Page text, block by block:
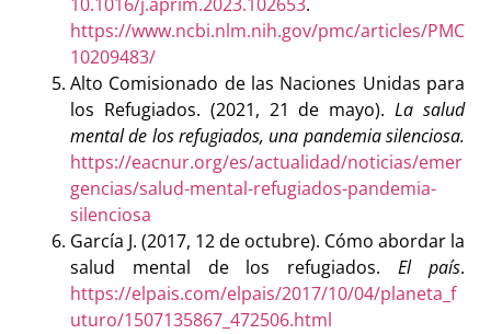
https://www.ncbi.nlm.nih.gov/pmc/articles/PMC
10209483/
Alto Comisionado de las Naciones Unidas para
los Refugiados. (2021, 21 de mayo).La salud
mental de los refugiados, una pandemia silenciosa.
https://eacnur.org/es/actualidad/noticias/emer
gencias/salud-mental-refugiados-pandemia-
silenciosa
García J. (2017, 12 de octubre). Cómo abordar la
salud mental de los refugiados.El país.
https://elpais.com/elpais/2017/10/04/planeta_f
uturo/1507135867_472506.html